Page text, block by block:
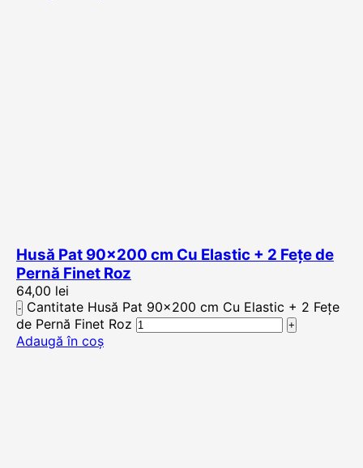
Husă Pat 90×200 cm Cu Elastic + 2 Fețe de
Pernă Finet Roz
64,00 lei
Cantitate Husă Pat 90x200 cm Cu Elastic + 2 Fețe
de Pernă Finet Roz
Adaugă în coș